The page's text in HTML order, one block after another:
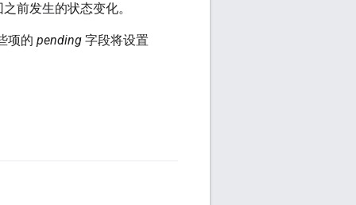
前发生的状态变化。
项的 pending 字段将设置